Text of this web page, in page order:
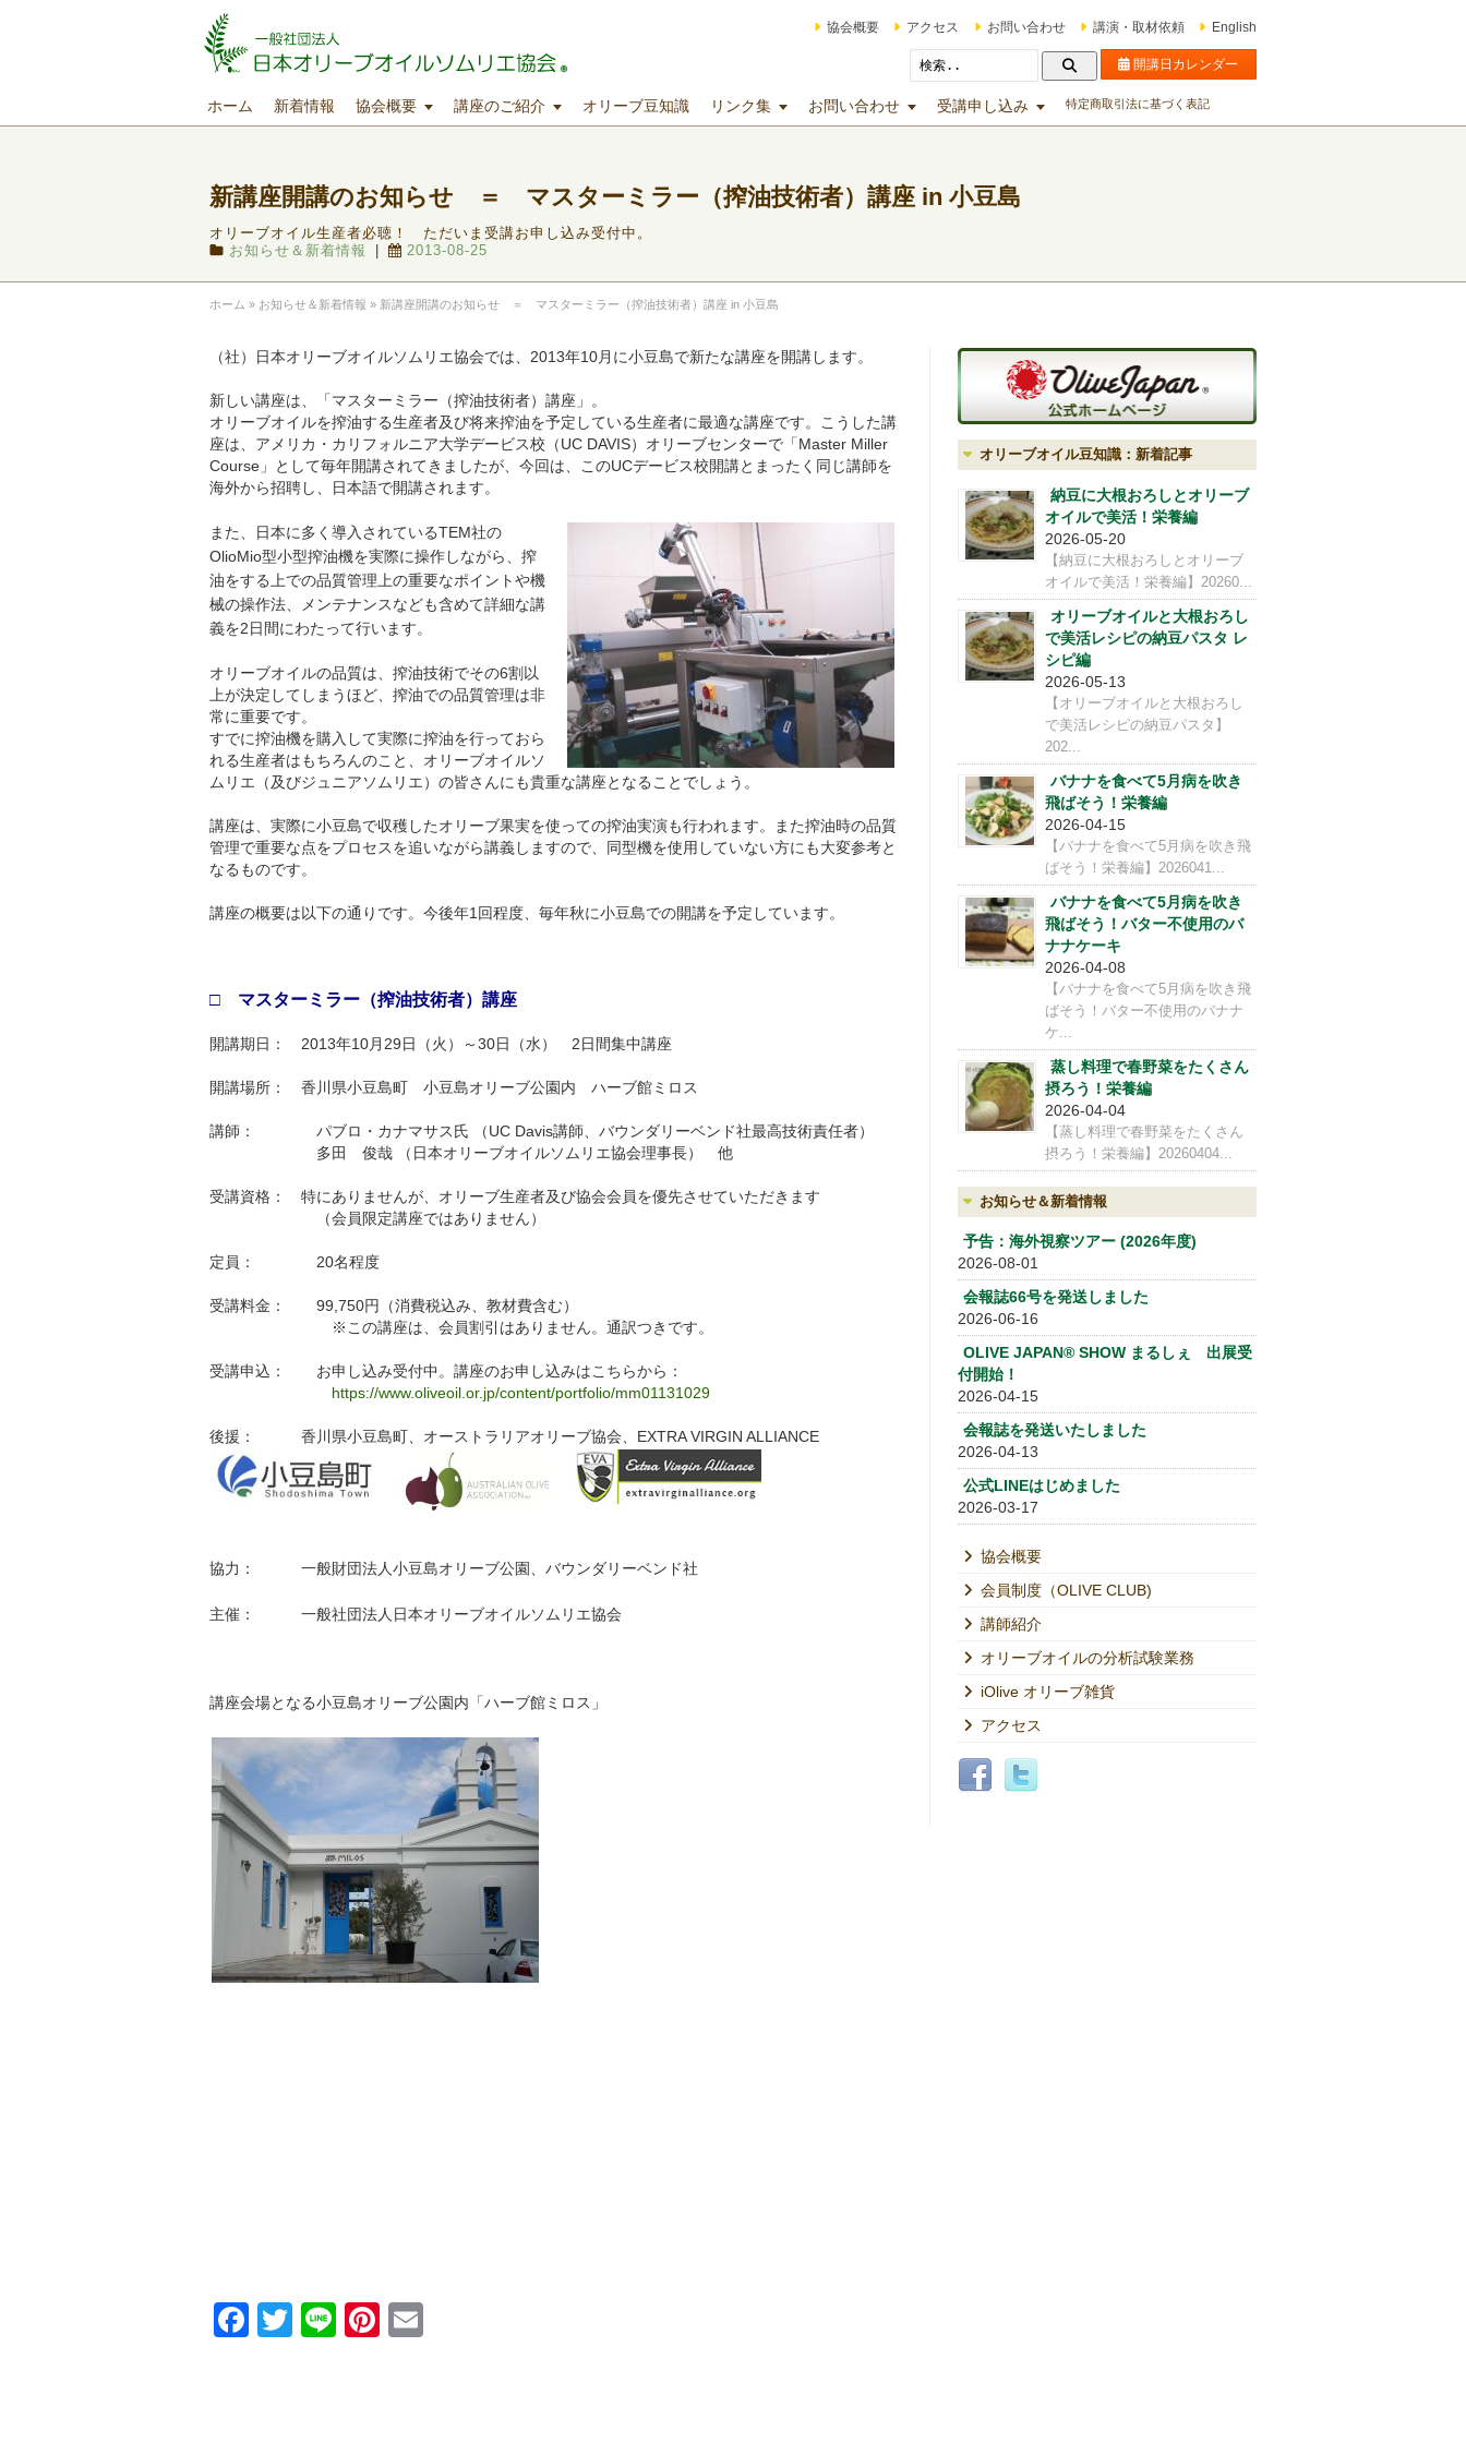
協会概要 アクセス お問い合わせ 講演・取材依頼 English
開講日カレンダー
ホーム 新着情報 協会概要 講座のご紹介 オリーブ豆知識 リンク集 お問い合わせ 受講申し込み 特定商取引法に基づく表記
新講座開講のお知らせ ＝ マスターミラー（搾油技術者）講座 in 小豆島
オリーブオイル生産者必聴！ ただいま受講お申し込み受付中。
お知らせ＆新着情報
2013-08-25
ホーム » お知らせ＆新着情報 » 新講座開講のお知らせ ＝ マスターミラー（搾油技術者）講座 in 小豆島
（社）日本オリーブオイルソムリエ協会では、2013年10月に小豆島で新たな講座を開講します。
新しい講座は、「マスターミラー（搾油技術者）講座」。
オリーブオイルを搾油する生産者及び将来搾油を予定している生産者に最適な講座です。こうした講
座は、アメリカ・カリフォルニア大学デービス校（UC DAVIS）オリーブセンターで「Master Miller
Course」として毎年開講されてきましたが、今回は、このUCデービス校開講とまったく同じ講師を
海外から招聘し、日本語で開講されます。
また、日本に多く導入されているTEM社の
OlioMio型小型搾油機を実際に操作しながら、搾
油をする上での品質管理上の重要なポイントや機
械の操作法、メンテナンスなども含めて詳細な講
義を2日間にわたって行います。
オリーブオイルの品質は、搾油技術でその6割以
上が決定してしまうほど、搾油での品質管理は非
常に重要です。
すでに搾油機を購入して実際に搾油を行っておら
れる生産者はもちろんのこと、オリーブオイルソ
ムリエ（及びジュニアソムリエ）の皆さんにも貴重な講座となることでしょう。
講座は、実際に小豆島で収穫したオリーブ果実を使っての搾油実演も行われます。また搾油時の品質
管理で重要な点をプロセスを追いながら講義しますので、同型機を使用していない方にも大変参考と
なるものです。
講座の概要は以下の通りです。今後年1回程度、毎年秋に小豆島での開講を予定しています。
□ マスターミラー（搾油技術者）講座
開講期日： 2013年10月29日（火）～30日（水） 2日間集中講座
開講場所： 香川県小豆島町 小豆島オリーブ公園内 ハーブ館ミロス
講師： パブロ・カナマサス氏 （UC Davis講師、バウンダリーベンド社最高技術責任者）
多田 俊哉 （日本オリーブオイルソムリエ協会理事長） 他
受講資格： 特にありませんが、オリーブ生産者及び協会会員を優先させていただきます
（会員限定講座ではありません）
定員： 20名程度
受講料金： 99,750円（消費税込み、教材費含む）
※この講座は、会員割引はありません。通訳つきです。
受講申込： お申し込み受付中。講座のお申し込みはこちらから：
https://www.oliveoil.or.jp/content/portfolio/mm01131029
後援： 香川県小豆島町、オーストラリアオリーブ協会、EXTRA VIRGIN ALLIANCE
協力： 一般財団法人小豆島オリーブ公園、バウンダリーベンド社
主催： 一般社団法人日本オリーブオイルソムリエ協会
講座会場となる小豆島オリーブ公園内「ハーブ館ミロス」
Facebook
Twitter
LinePinterest
オリーブオイル豆知識：新着記事
納豆に大根おろしとオリーブ
オイルで美活！栄養編
2026-05-20
【納豆に大根おろしとオリーブ
オイルで美活！栄養編】20260...
オリーブオイルと大根おろし
で美活レシピの納豆パスタ レ
シピ編
2026-05-13
【オリーブオイルと大根おろし
で美活レシピの納豆パスタ】
202...
バナナを食べて5月病を吹き
飛ばそう！栄養編
2026-04-15
【バナナを食べて5月病を吹き飛
ばそう！栄養編】2026041...
バナナを食べて5月病を吹き
飛ばそう！バター不使用のバ
ナナケーキ
2026-04-08
【バナナを食べて5月病を吹き飛
ばそう！バター不使用のバナナ
ケ...
蒸し料理で春野菜をたくさん
摂ろう！栄養編
2026-04-04
【蒸し料理で春野菜をたくさん
摂ろう！栄養編】20260404...
お知らせ＆新着情報
予告：海外視察ツアー (2026年度)
2026-08-01
会報誌66号を発送しました
2026-06-16
OLIVE JAPAN® SHOW まるしぇ 出展受
付開始！
2026-04-15
会報誌を発送いたしました
2026-04-13
公式LINEはじめました
2026-03-17
協会概要
会員制度（OLIVE CLUB)
講師紹介
オリーブオイルの分析試験業務
iOlive オリーブ雑貨
アクセス